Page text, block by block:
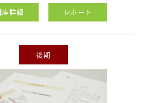
座詳細 レポート
後期